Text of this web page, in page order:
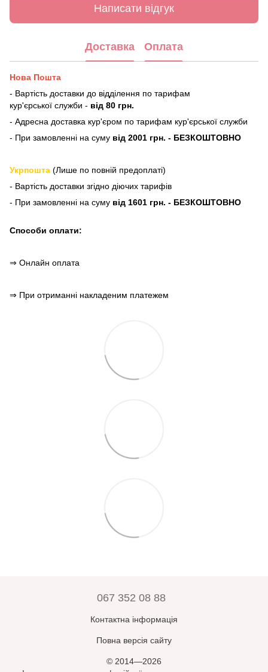
Написати відгук
Доставка Оплата
Нова Пошта
- Вартість доставки до відділення по тарифам
кур'єрської служби - від 80 грн.
- Адресна доставка кур'єром по тарифам кур'єрської служби
- При замовленні на суму від 2001 грн. - БЕЗКОШТОВНО
Укрпошта (Лише по повній предоплаті)
- Вартість доставки згідно діючих тарифів
- При замовленні на суму від 1601 грн. - БЕЗКОШТОВНО
Способи оплати:
⇒ Онлайн оплата
⇒ При отриманні накладеним платежем
067 352 08 88
Контактна інформація
Повна версія сайту
© 2014—2026